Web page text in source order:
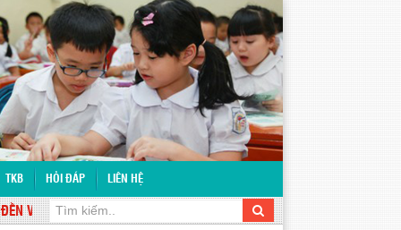
TKB HỎI ĐÁP LIÊN HỆ
WEBSITE TRƯỜNG THCS TÂN LỢI